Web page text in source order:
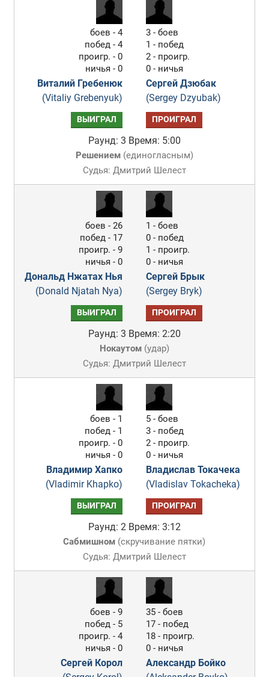
боев - 4
побед - 4
проигр. - 0
ничья - 0
Виталий Гребенюк
(Vitaliy Grebenyuk)
3 - боев
1 - побед
2 - проигр.
0 - ничья
Сергей Дзюбак
(Sergey Dzyubak)
ВЫИГРАЛ ПРОИГРАЛ
Раунд: 3 Время: 5:00
Решением(единогласным)
Судья: Дмитрий Шелест
боев - 26
побед - 17
проигр. - 9
ничья - 0
Дональд Нжатах Нья
(Donald Njatah Nya)
1 - боев
0 - побед
1 - проигр.
0 - ничья
Сергей Брык
(Sergey Bryk)
ВЫИГРАЛ ПРОИГРАЛ
Раунд: 3 Время: 2:20
Нокаутом(удар)
Судья: Дмитрий Шелест
боев - 1
побед - 1
проигр. - 0
ничья - 0
Владимир Хапко
(Vladimir Khapko)
5 - боев
3 - побед
2 - проигр.
0 - ничья
Владислав Токачека
(Vladislav Tokacheka)
ВЫИГРАЛ ПРОИГРАЛ
Раунд: 2 Время: 3:12
Сабмишном (скручивание пятки)
Судья: Дмитрий Шелест
боев - 9
побед - 5
проигр. - 4
ничья - 0
Сергей Корол
35 - боев
17 - побед
18 - проигр.
0 - ничья
Александр Бойко